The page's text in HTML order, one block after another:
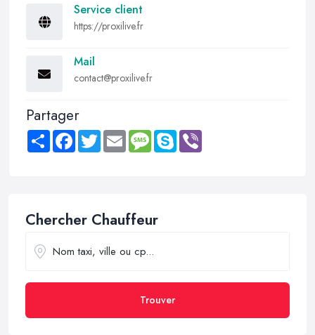
Service client
https://proxilive.fr
Mail
contact@proxilive.fr
Partager
Share FacebookTwitter Email MessageSkype
Chercher Chauffeur
Trouver